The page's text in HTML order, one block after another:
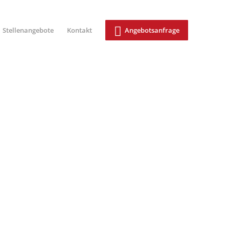
Stellenangebote Kontakt Angebotsanfrage